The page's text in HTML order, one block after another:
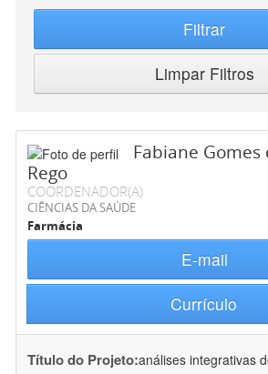
Filtrar
Limpar Filtros
Fabiane Gomes
Rego
COORDENADOR(A)
CIÊNCIAS DA SAÚDE
Farmácia
E-mail
Currículo
Título do Projeto:análises integrativas